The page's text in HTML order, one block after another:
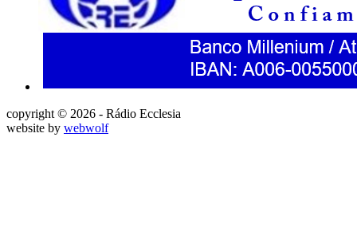
copyright © 2026 - Rádio Ecclesia
website by webwolf